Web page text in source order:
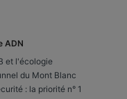
ADN
et l'écologie
du Mont Blanc
: la priorité n° 1